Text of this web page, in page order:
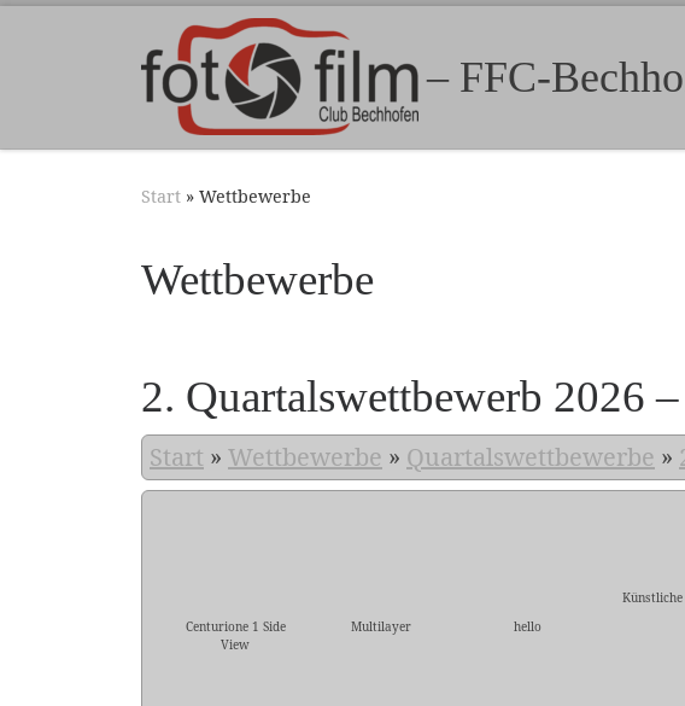
Zum Inhalt springen
– FFC-
Start » Wettbewerbe
Wettbewerbe
2. Quartalswettbewerb 2026
Start » Wettbewerbe » Quartalswettbewerbe »
Centurione 1 Side
View
Multilayer hello